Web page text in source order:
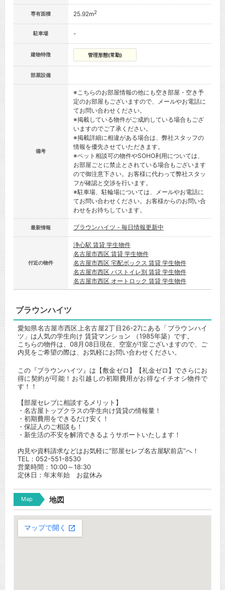
専有面積 25.92m2
駐車場 -
建物特徴 管理形態(常勤)
部屋設備
備考
※こちらのお部屋情報の他にも空き部屋・空き予
定のお部屋もございますので、メールやお電話に
てお問い合わせください。
※掲載している物件がご成約している場合もござ
いますのでご了承ください。
※掲載詳細に相違がある場合は、弊社スタッフの
情報を優先させていただきます。
※ペット相談可の物件やSOHO利用については、
お部屋ごとに禁止とされている場合もございます
ので御注意下さい。お客様に代わって弊社スタッ
フが確認と交渉を行います。
※駐車場、駐輪場については、メールやお電話に
てお問い合わせください。お客様からのお問い合
わせをお待ちしています。
最新情報 ブラウンハイツ - 毎日情報更新中
付近の物件
浄心駅 賃貸 学生物件
名古屋市西区 賃貸 学生物件
名古屋市西区 宅配ボックス 賃貸 学生物件
名古屋市西区 バストイレ別 賃貸 学生物件
名古屋市西区 オートロック 賃貸 学生物件
ブラウンハイツ
愛知県名古屋市西区上名古屋2丁目26-27にある「ブラウンハイ
ツ」は人気の学生向け 賃貸マンション （1985年築）です。
こちらの物件は、08月08日現在、空室が1室ございますので、ご
内見をご希望の際は、お気軽にお問い合わせください。
この『ブラウンハイツ』は【敷金ゼロ】【礼金ゼロ】でさらにお
得に契約が可能！お引越しの初期費用がお得なイチオシ物件で
す！！
【部屋セレブに相談するメリット】
・名古屋トップクラスの学生向け賃貸の情報量！
・初期費用をできるだけ安く！
・保証人のご相談も！
・新生活の不安を解消できるようサポートいたします！
内見や資料請求などはお気軽に”部屋セレブ名古屋駅前店”へ！
TEL：052-551-8530
営業時間：10:00～18:30
定休日：年末年始 お盆休み
Map 地図